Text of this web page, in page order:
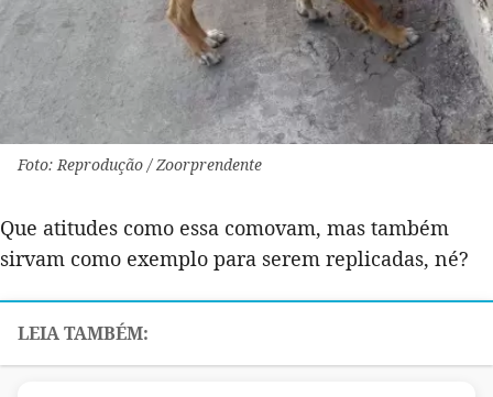
Foto: Reprodução / Zoorprendente
Que atitudes como essa comovam, mas também
sirvam como exemplo para serem replicadas, né?